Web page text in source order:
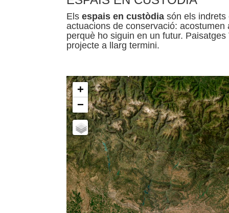
Els espais en custòdia són els indrets
actuacions de conservació:
perquè ho siguin en un futur.
projecte a llarg termini.
+
−